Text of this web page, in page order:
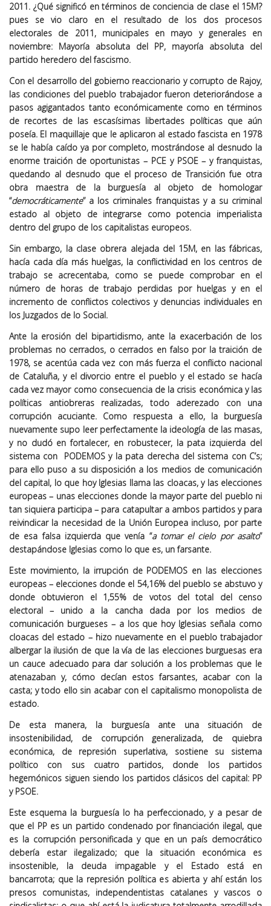
2011. ¿Qué significó en términos de conciencia de clase el 15M?
pues se vio claro en el resultado de los dos procesos
electorales de 2011, municipales en mayo y generales en
noviembre: Mayoría absoluta del PP, mayoría absoluta del
partido heredero del fascismo.
Con el desarrollo del gobierno reaccionario y corrupto de Rajoy,
las condiciones del pueblo trabajador fueron deteriorándose a
pasos agigantados tanto económicamente como en términos
de recortes de las escasísimas libertades políticas que aún
poseía. El maquillaje que le aplicaron al estado fascista en 1978
se le había caído ya por completo, mostrándose al desnudo la
enorme traición de oportunistas – PCE y PSOE – y franquistas,
quedando al desnudo que el proceso de Transición fue otra
obra maestra de la burguesía al objeto de homologar
“democráticamente” a los criminales franquistas y a su criminal
estado al objeto de integrarse como potencia imperialista
dentro del grupo de los capitalistas europeos.
Sin embargo, la clase obrera alejada del 15M, en las fábricas,
hacía cada día más huelgas, la conflictividad en los centros de
trabajo se acrecentaba, como se puede comprobar en el
número de horas de trabajo perdidas por huelgas y en el
incremento de conflictos colectivos y denuncias individuales en
los Juzgados de lo Social.
Ante la erosión del bipartidismo, ante la exacerbación de los
problemas no cerrados, o cerrados en falso por la traición de
1978, se acentúa cada vez con más fuerza el conflicto nacional
de Cataluña, y el divorcio entre el pueblo y el estado se hacía
cada vez mayor como consecuencia de la crisis económica y las
políticas antiobreras realizadas, todo aderezado con una
corrupción acuciante. Como respuesta a ello, la burguesía
nuevamente supo leer perfectamente la ideología de las masas,
y no dudó en fortalecer, en robustecer, la pata izquierda del
sistema con PODEMOS y la pata derecha del sistema con C’s;
para ello puso a su disposición a los medios de comunicación
del capital, lo que hoy Iglesias llama las cloacas, y las elecciones
europeas – unas elecciones donde la mayor parte del pueblo ni
tan siquiera participa – para catapultar a ambos partidos y para
reivindicar la necesidad de la Unión Europea incluso, por parte
de esa falsa izquierda que venía “a tomar el cielo por asalto”
destapándose Iglesias como lo que es, un farsante.
Este movimiento, la irrupción de PODEMOS en las elecciones
europeas – elecciones donde el 54,16% del pueblo se abstuvo y
donde obtuvieron el 1,55% de votos del total del censo
electoral – unido a la cancha dada por los medios de
comunicación burgueses – a los que hoy Iglesias señala como
cloacas del estado – hizo nuevamente en el pueblo trabajador
albergar la ilusión de que la vía de las elecciones burguesas era
un cauce adecuado para dar solución a los problemas que le
atenazaban y, cómo decían estos farsantes, acabar con la
casta; y todo ello sin acabar con el capitalismo monopolista de
estado.
De esta manera, la burguesía ante una situación de
insostenibilidad, de corrupción generalizada, de quiebra
económica, de represión superlativa, sostiene su sistema
político con sus cuatro partidos, donde los partidos
hegemónicos siguen siendo los partidos clásicos del capital: PP
y PSOE.
Este esquema la burguesía lo ha perfeccionado, y a pesar de
que el PP es un partido condenado por financiación ilegal, que
es la corrupción personificada y que en un país democrático
debería estar ilegalizado; que la situación económica es
insostenible, la deuda impagable y el Estado está en
bancarrota; que la represión política es abierta y ahí están los
presos comunistas, independentistas catalanes y vascos o